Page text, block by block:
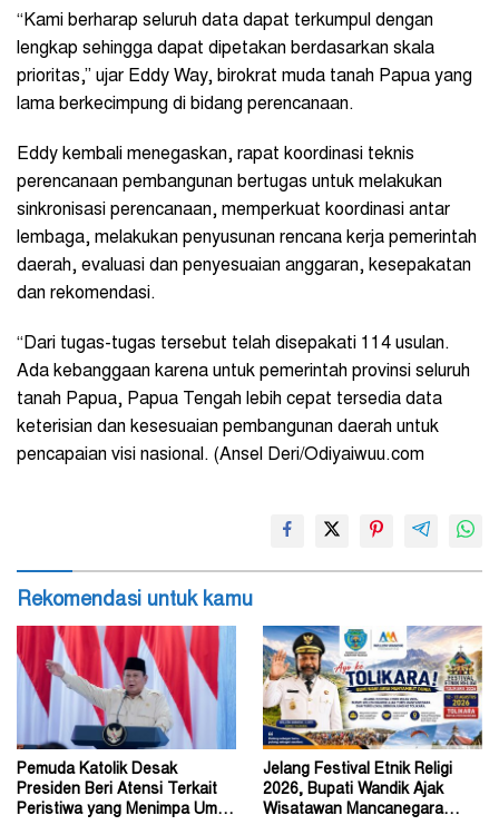
“Kami berharap seluruh data dapat terkumpul dengan
lengkap sehingga dapat dipetakan berdasarkan skala
prioritas,” ujar Eddy Way, birokrat muda tanah Papua yang
lama berkecimpung di bidang perencanaan.
Eddy kembali menegaskan, rapat koordinasi teknis
perencanaan pembangunan bertugas untuk melakukan
sinkronisasi perencanaan, memperkuat koordinasi antar
lembaga, melakukan penyusunan rencana kerja pemerintah
daerah, evaluasi dan penyesuaian anggaran, kesepakatan
dan rekomendasi.
“Dari tugas-tugas tersebut telah disepakati 114 usulan.
Ada kebanggaan karena untuk pemerintah provinsi seluruh
tanah Papua, Papua Tengah lebih cepat tersedia data
keterisian dan kesesuaian pembangunan daerah untuk
pencapaian visi nasional. (Ansel Deri/Odiyaiwuu.com
Rekomendasi untuk kamu
Pemuda Katolik Desak
Presiden Beri Atensi Terkait
Peristiwa yang Menimpa Umat
Jelang Festival Etnik Religi
2026, Bupati Wandik Ajak
Wisatawan Mancanegara